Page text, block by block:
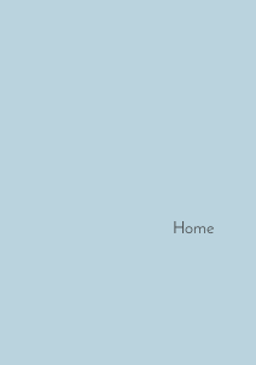
Home